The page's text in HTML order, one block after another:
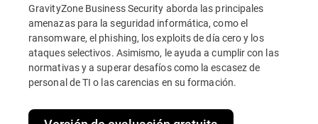
GravityZone Business Security aborda las principales
amenazas para la seguridad informática, como el
ransomware, el phishing, los exploits de día cero y los
ataques selectivos. Asimismo, le ayuda a cumplir con las
normativas y a superar desafíos como la escasez de
personal de TI o las carencias en su formación.